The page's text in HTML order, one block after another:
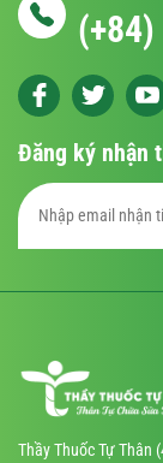
Đăng ký nhận
Thầy Thuốc Tự Thân